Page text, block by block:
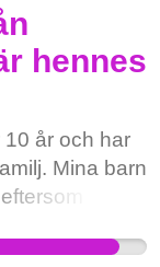
är skillnad på
de
till BUP
lokala
det som
när du väl
ohederligt,
av ärftliga
hennes
10 år och har
Mina barn
hon
och stöd,